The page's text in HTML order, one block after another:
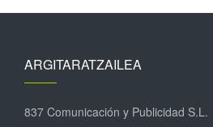
ARGITARATZAILEA
837 Comunicación y Publicidad S.L.